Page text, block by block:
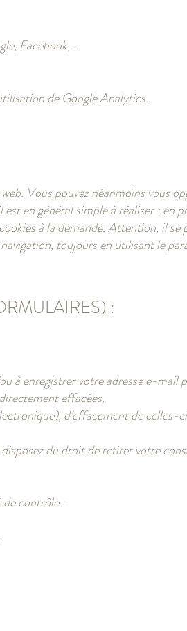
Facebook, ...
de Google Analytics.
Vous pouvez néanmoins vous
en général simple à réaliser :
à la demande. Attention, il
toujours en utilisant le
:
à enregistrer votre adresse e-
effacées.
d’effacement de
du droit de retirer votre
de contrôle :